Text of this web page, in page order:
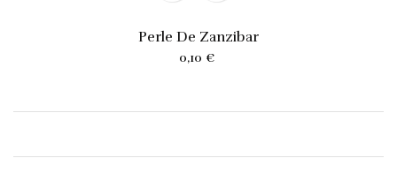
Perle De Zanzibar
Prix
0,10 €